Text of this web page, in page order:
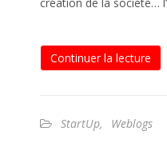
Continuer la lecture
StartUp, Weblogs